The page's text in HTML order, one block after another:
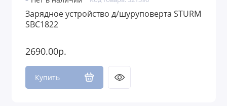
Зарядное устройство д/шуруповерта STURM
SBC1822
2690.00р.
Купить